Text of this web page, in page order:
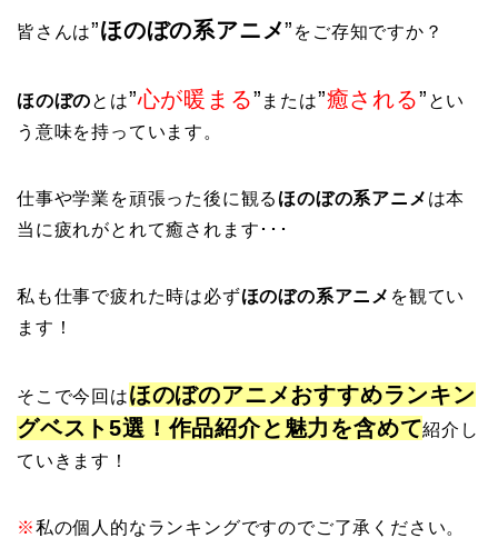
皆さんは”ほのぼの系アニメ” をご存知ですか？
ほのぼのとは”心が暖まる” または”癒される” とい
う意味を持っています。
仕事や学業を頑張った後に観る ほのぼの系アニメ は本
当に疲れがとれて癒されます･･･
私も仕事で疲れた時は必ずほのぼの系アニメ を観てい
ます！
そこで今回はほのぼのアニメおすすめランキン
グベスト5選！作品紹介と魅力を含めて紹介し
ていきます！
※私の個人的なランキングですのでご了承ください。